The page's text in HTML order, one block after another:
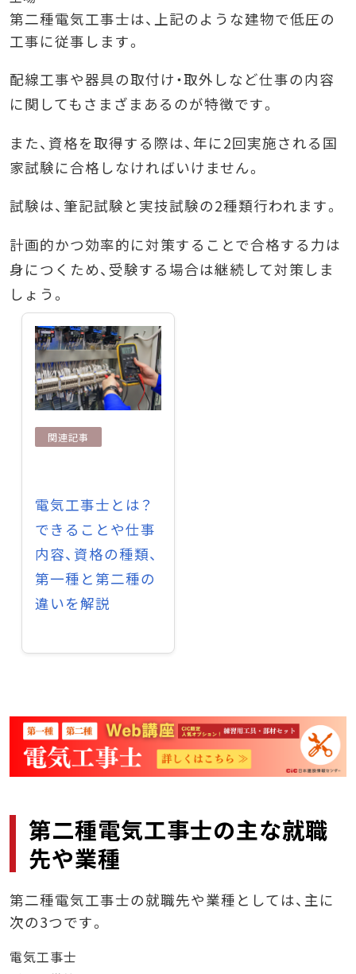
第二種電気工事士は、上記のような建物で低圧の
工事に従事します。
配線工事や器具の取付け・取外しなど仕事の内容
に関してもさまざまあるのが特徴です。
また、資格を取得する際は、年に2回実施される国
家試験に合格しなければいけません。
試験は、筆記試験と実技試験の2種類行われます。
計画的かつ効率的に対策することで合格する力は
身につくため、受験する場合は継続して対策しま
しょう。
関連記事
電気工事士とは？
できることや仕事
内容、資格の種類、
第一種と第二種の
違いを解説
第二種電気工事士の主な就職
先や業種
第二種電気工事士の就職先や業種としては、主に
次の3つです。
電気工事士